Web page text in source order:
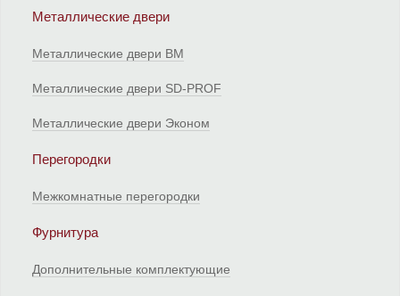
Металлические двери
Металлические двери ВМ
Металлические двери SD-PROF
Металлические двери Эконом
Перегородки
Межкомнатные перегородки
Фурнитура
Дополнительные комплектующие